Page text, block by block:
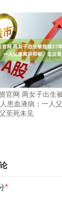
官网 两女子出生
患血液病；一人
至死未见
*